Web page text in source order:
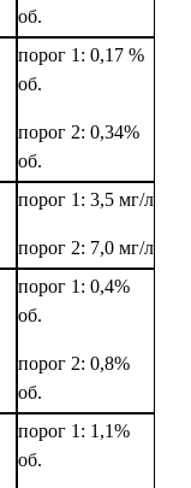
об.
порог 1: 0,17 %
об.
порог 2: 0,34%
об.
порог 1: 3,5 мг/л
порог 2: 7,0 мг/л
порог 1: 0,4%
об.
порог 2: 0,8%
об.
порог 1: 1,1%
об.